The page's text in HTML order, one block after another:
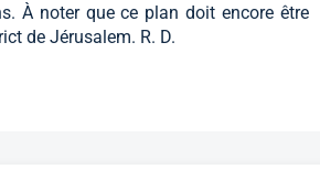
À noter que ce plan doit encore être
de Jérusalem. R. D.